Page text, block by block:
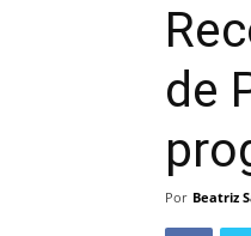
de
Por Beatriz